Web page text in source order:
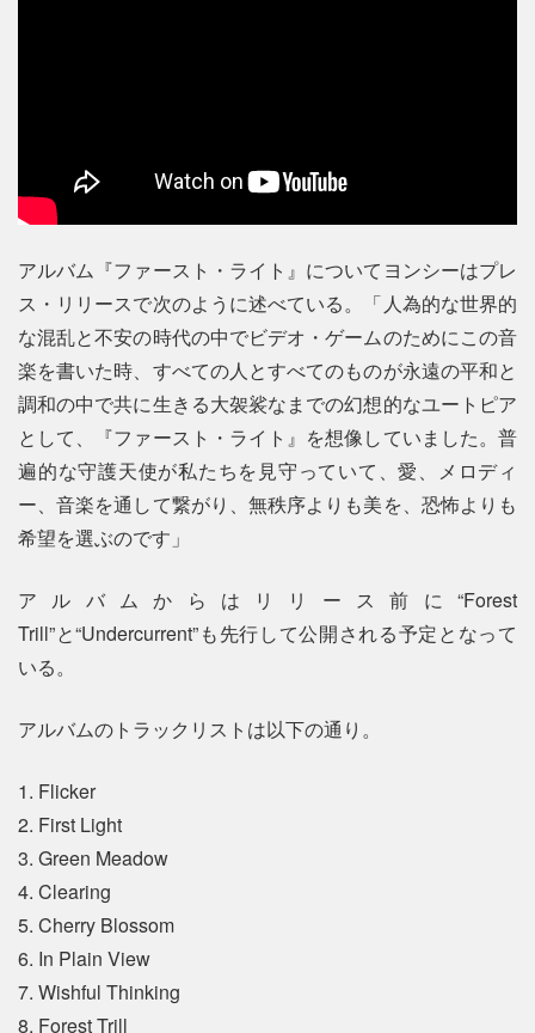
アルバム『ファースト・ライト』についてヨンシーはプレ
ス・リリースで次のように述べている。「人為的な世界的
な混乱と不安の時代の中でビデオ・ゲームのためにこの音
楽を書いた時、すべての人とすべてのものが永遠の平和と
調和の中で共に生きる大袈裟なまでの幻想的なユートピア
として、『ファースト・ライト』を想像していました。普
遍的な守護天使が私たちを見守っていて、愛、メロディ
ー、音楽を通して繋がり、無秩序よりも美を、恐怖よりも
希望を選ぶのです」
アルバムからはリリース前に“Forest
Trill”と“Undercurrent”も先行して公開される予定となって
いる。
アルバムのトラックリストは以下の通り。
1. Flicker
2. First Light
3. Green Meadow
4. Clearing
5. Cherry Blossom
6. In Plain View
7. Wishful Thinking
8. Forest Trill